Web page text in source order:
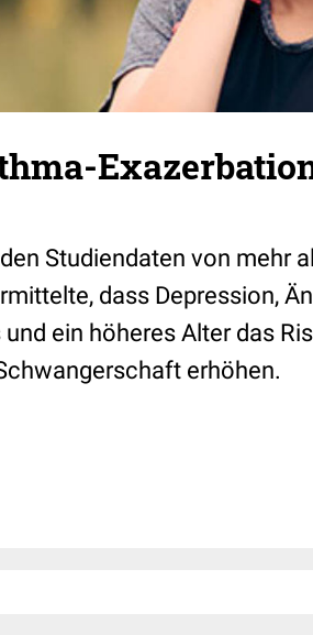
Studiendaten von mehr
dass Depression,
ein höheres Alter das
erhöhen.